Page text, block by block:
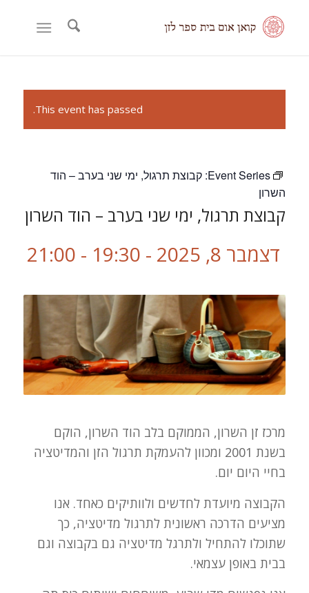
This event has passed.
Event Series: קבוצת תרגול, ימי שני בערב – הוד
השרון
קבוצת תרגול, ימי שני בערב – הוד השרון
דצמבר 8, 2025 - 19:30 -
21:00
מרכז זן השרון, הממוקם בלב הוד השרון, הוקם
בשנת 2001 ומכוון להעמקת תרגול הזן והמדיטציה
בחיי היום יום.
הקבוצה מיועדת לחדשים ולוותיקים כאחד. אנו
מציעים הדרכה ראשונית לתרגול מדיטציה, כך
שתוכלו להתחיל ולתרגל מדיטציה גם בקבוצה וגם
בבית באופן עצמאי.